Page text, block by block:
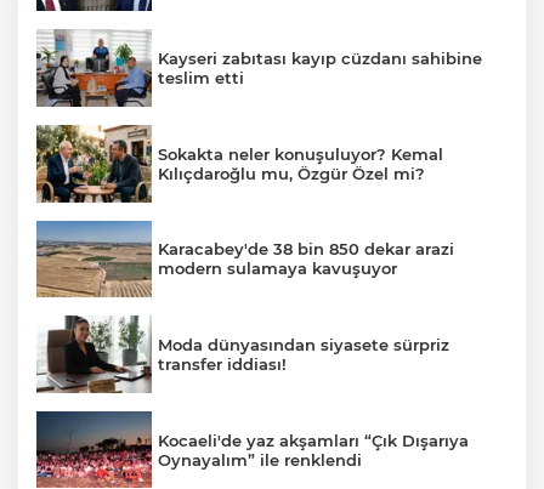
Kayseri zabıtası kayıp cüzdanı sahibine
teslim etti
Sokakta neler konuşuluyor? Kemal
Kılıçdaroğlu mu, Özgür Özel mi?
Karacabey'de 38 bin 850 dekar arazi
modern sulamaya kavuşuyor
Moda dünyasından siyasete sürpriz
transfer iddiası!
Kocaeli'de yaz akşamları “Çık Dışarıya
Oynayalım” ile renklendi